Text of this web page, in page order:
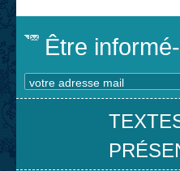
Être